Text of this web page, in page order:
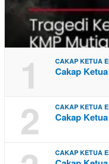
1 CAKAP KETUA
Cakap
2 CAKAP KETUA
Cakap
CAKAP KETUA